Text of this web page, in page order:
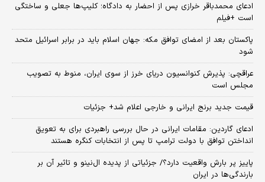
ادعای محمدباقر خرازی پس از احضار به دادگاه؛ کلیپ‌ها جعلی و ساختگی
است +فیلم
پاکستان بعد از امضای توافق مکه: جهان اسلام باید در برابر اسرائیل متحد
شود
عراقچی: پذیرش کنوانسیون دریای خرز از سوی ایران، منوط به تصویب
مجلس است
قیمت جدید برنج ایرانی و خارجی اعلام شد+ جزئیات
ادعای گاردین: مقامات ایرانی در حال بررسی راهبردی برای به تعویق
انداختن توافق با دولت ترامپ تا پس از انتخابات کنگره هستند
پاییز پر بارش واقعیت دارد؟/ جزئیاتی از پدیده ال‌نینو و تاثیر آن بر
بارندگی‌ها در ایران